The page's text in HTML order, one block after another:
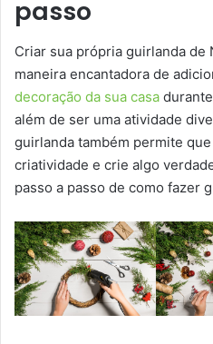
passo
Criar sua própria guirlanda de
maneira encantadora de
decoração da sua casa
além de ser uma atividade
guirlanda também permite
criatividade e crie algo
passo a passo de como fazer